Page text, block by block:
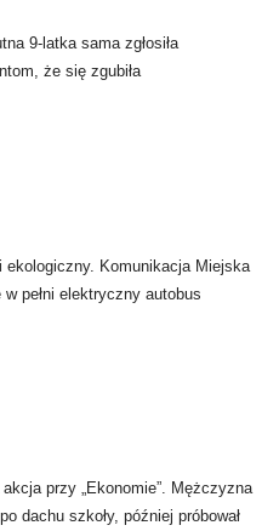
9-latka sama zgłosiła
że się zgubiła
ekologiczny. Komunikacja Miejska
w pełni elektryczny autobus
akcja przy „Ekonomie”. Mężczyzna
dachu szkoły, później próbował